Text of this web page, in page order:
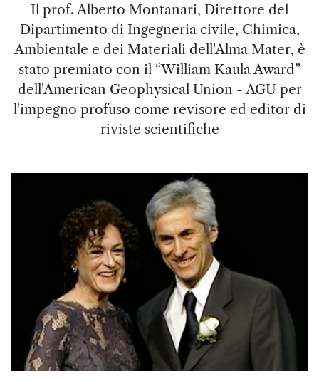
Il prof. Alberto Montanari, Direttore del
Dipartimento di Ingegneria civile, Chimica,
Ambientale e dei Materiali dell'Alma Mater, è
stato premiato con il “William Kaula Award”
dell'American Geophysical Union - AGU per
l'impegno profuso come revisore ed editor di
riviste scientifiche